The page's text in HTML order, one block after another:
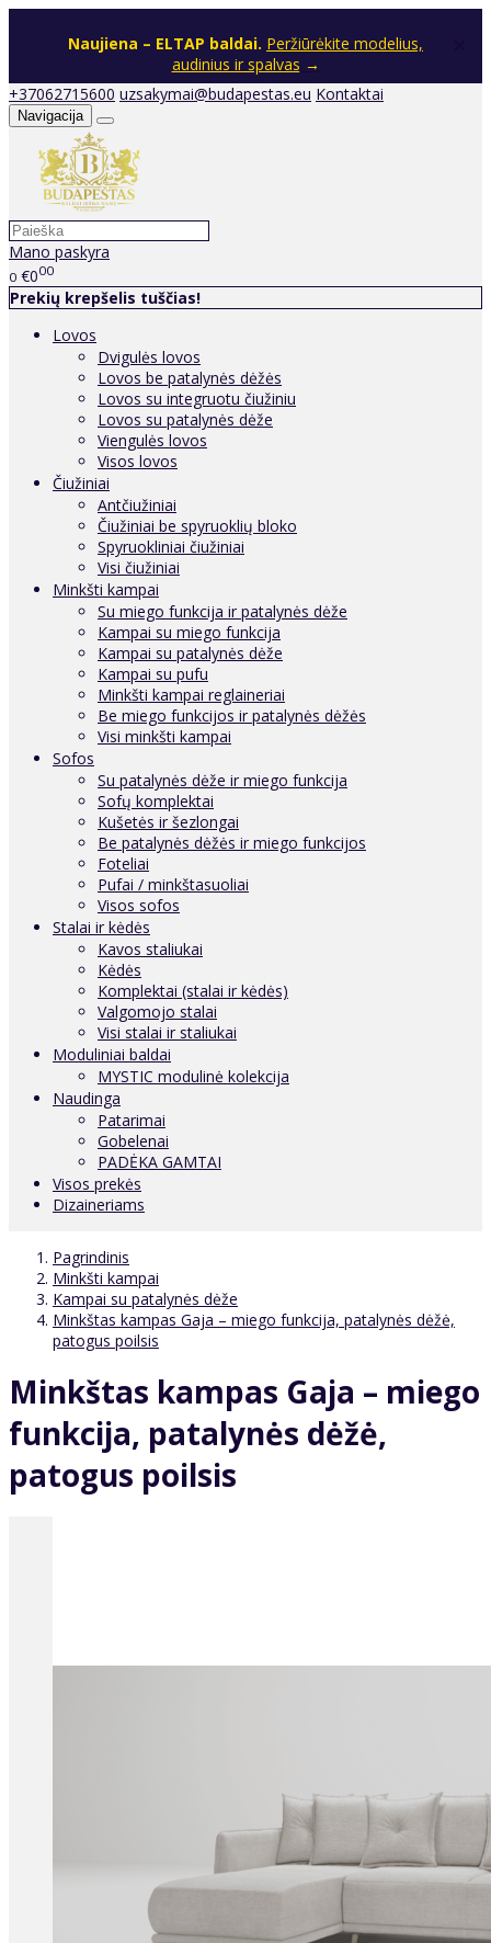
Naujiena – ELTAP baldai. Peržiūrėkite modelius,
audinius ir spalvas →
+37062715600 uzsakymai@budapestas.eu Kontaktai
Navigacija
Mano paskyra
0 €000
Prekių krepšelis tuščias!
Lovos
Dvigulės lovos
Lovos be patalynės dėžės
Lovos su integruotu čiužiniu
Lovos su patalynės dėže
Viengulės lovos
Visos lovos
Čiužiniai
Antčiužiniai
Čiužiniai be spyruoklių bloko
Spyruokliniai čiužiniai
Visi čiužiniai
Minkšti kampai
Su miego funkcija ir patalynės dėže
Kampai su miego funkcija
Kampai su patalynės dėže
Kampai su pufu
Minkšti kampai reglaineriai
Be miego funkcijos ir patalynės dėžės
Visi minkšti kampai
Sofos
Su patalynės dėže ir miego funkcija
Sofų komplektai
Kušetės ir šezlongai
Be patalynės dėžės ir miego funkcijos
Foteliai
Pufai / minkštasuoliai
Visos sofos
Stalai ir kėdės
Kavos staliukai
Kėdės
Komplektai (stalai ir kėdės)
Valgomojo stalai
Visi stalai ir staliukai
Moduliniai baldai
MYSTIC modulinė kolekcija
Naudinga
Patarimai
Gobelenai
PADĖKA GAMTAI
Visos prekės
Dizaineriams
Pagrindinis
Minkšti kampai
Kampai su patalynės dėže
Minkštas kampas Gaja – miego funkcija, patalynės dėžė,
patogus poilsis
Minkštas kampas Gaja – miego
funkcija, patalynės dėžė,
patogus poilsis